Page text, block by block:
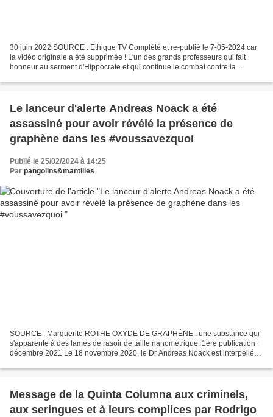
30 juin 2022 SOURCE : Ethique TV Complété et re-publié le 7-05-2024 car
la vidéo originale a été supprimée ! L'un des grands professeurs qui fait
honneur au serment d'Hippocrate et qui continue le combat contre la
Le lanceur d'alerte Andreas Noack a été
assassiné pour avoir révélé la présence de
graphène dans les #voussavezquoi
Publié le 25/02/2024 à 14:25
Par pangolins&mantilles
SOURCE : Marguerite ROTHE OXYDE DE GRAPHÈNE : une substance qui
s'apparente à des lames de rasoir de taille nanométrique. 1ère publication :
décembre 2021 Le 18 novembre 2020, le Dr Andreas Noack est interpellé
Message de la Quinta Columna aux criminels,
aux seringues et à leurs complices par Rodrigo